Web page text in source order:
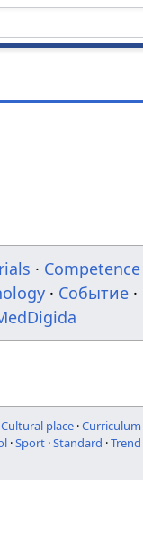
· Competence
· Событие ·
Cultural place ·Curriculum
·Sport ·Standard ·Trend